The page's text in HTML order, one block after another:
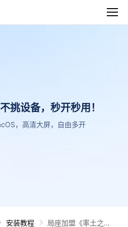
挑设备，秒开秒用！
，高清大屏，自由多开
安装教程 局座加盟《率土之